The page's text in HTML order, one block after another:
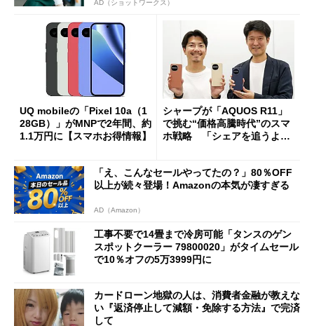
AD（ショットワークス）
UQ mobileの「Pixel 10a（1
28GB）」がMNPで2年間、約
1.1万円に【スマホお得情報】
シャープが「AQUOS R11」
で挑む“価格高騰時代”のスマ
ホ戦略 「シェアを追うより
「え、こんなセールやってたの？」80％OFF
以上が続々登場！Amazonの本気が凄すぎる
AD（Amazon）
工事不要で14畳まで冷房可能「タンスのゲン
スポットクーラー 79800020」がタイムセール
で10％オフの5万3999円に
カードローン地獄の人は、消費者金融が教えな
い『返済停止して減額・免除する方法』で完済
して